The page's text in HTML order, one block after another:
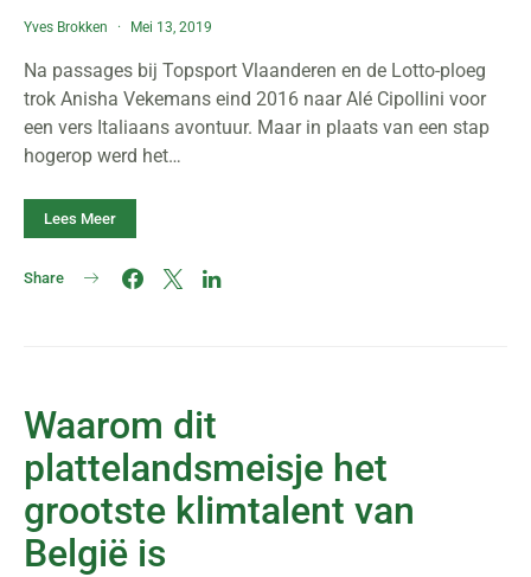
Yves Brokken Mei 13, 2019
Na passages bij Topsport Vlaanderen en de Lotto-ploeg
trok Anisha Vekemans eind 2016 naar Alé Cipollini voor
een vers Italiaans avontuur. Maar in plaats van een stap
hogerop werd het…
Lees Meer
Share
Waarom dit
plattelandsmeisje het
grootste klimtalent van
België is